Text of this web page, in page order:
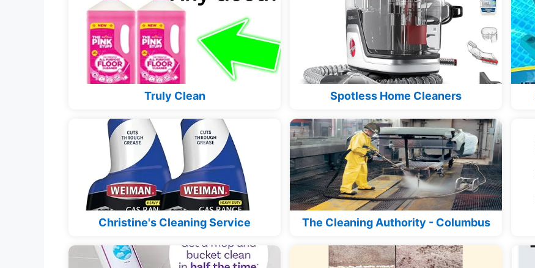
Truly Clean Spotless Home Cleaners
Christine's Cleaning Service The Cleaning Authority - Columbus